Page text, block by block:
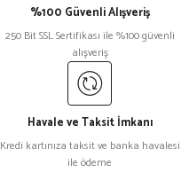
%100 Güvenli Alışveriş
250 Bit SSL Sertifikası ile %100 güvenli
alışveriş
Havale ve Taksit İmkanı
Kredi kartınıza taksit ve banka havalesi
ile ödeme